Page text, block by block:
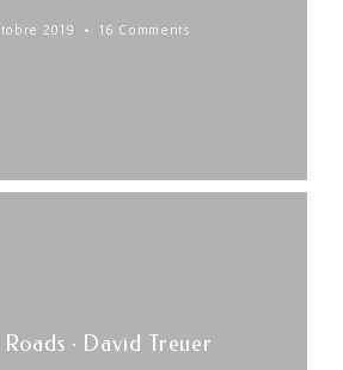
2019 16 Comments
· David Treuer